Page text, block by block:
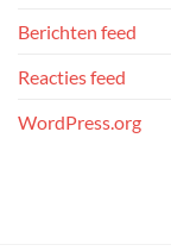
Berichten feed
Reacties feed
WordPress.org